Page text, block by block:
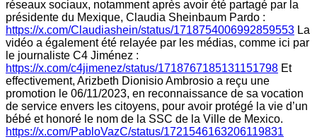
réseaux sociaux, notamment après avoir été partagé par la
présidente du Mexique, Claudia Sheinbaum Pardo :
https://x.com/Claudiashein/status/1718754006992859553 La
vidéo a également été relayée par les médias, comme ici par
le journaliste C4 Jiménez :
https://x.com/c4jimenez/status/1718767185131151798 Et
effectivement, Arizbeth Dionisio Ambrosio a reçu une
promotion le 06/11/2023, en reconnaissance de sa vocation
de service envers les citoyens, pour avoir protégé la vie d’un
bébé et honoré le nom de la SSC de la Ville de Mexico.
https://x.com/PabloVazC/status/1721546163206119831